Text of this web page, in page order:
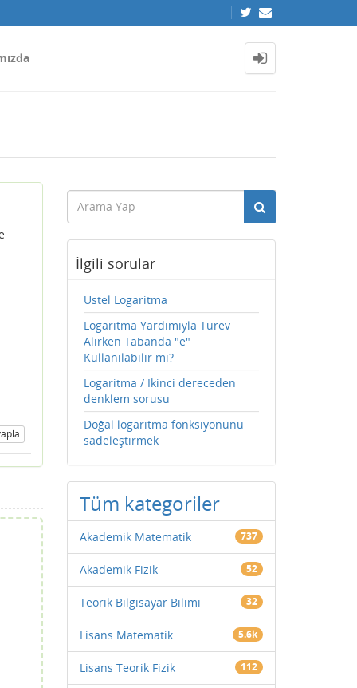
İlgili sorular
Üstel Logaritma
Logaritma Yardımıyla Türev
Alırken Tabanda "e"
Kullanılabilir mi?
Logaritma / İkinci dereceden
denklem sorusu
Doğal logaritma fonksiyonunu
sadeleştirmek
Tüm kategoriler
Akademik Matematik 737
Akademik Fizik 52
Teorik Bilgisayar Bilimi 32
Lisans Matematik 5.6k
Lisans Teorik Fizik 112